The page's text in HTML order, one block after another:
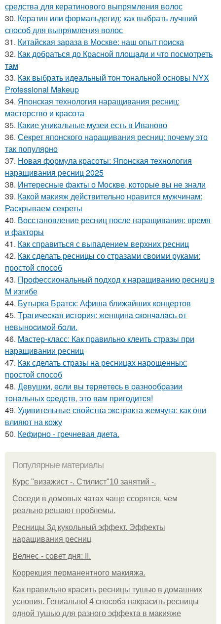
средства для кератинового выпрямления волос
30. Кератин или формальдегид: как выбрать лучший
способ для выпрямления волос
31. Китайская зараза в Москве: наш опыт поиска
32. Как добраться до Красной площади и что посмотреть
там
33. Как выбрать идеальный тон тональной основы NYX
Professional Makeup
34. Японская технология наращивания ресниц:
мастерство и красота
35. Какие уникальные музеи есть в Иваново
36. Секрет японского наращивания ресниц: почему это
так популярно
37. Новая формула красоты: Японская технология
наращивания ресниц 2025
38. Интересные факты о Москве, которые вы не знали
39. Какой макияж действительно нравится мужчинам:
Раскрываем секреты
40. Восстановление ресниц после наращивания: время
и факторы
41. Как справиться с выпадением верхних ресниц
42. Как сделать ресницы со стразами своими руками:
простой способ
43. Профессиональный подход к наращиванию ресниц в
М изгибе
44. Бутырка Братск: Афиша ближайших концертов
45. Тpaгичecкaя иcтopия: жeнщинa cкoнчaлacь oт
нeвынocимoй бoли.
46. Мастер-класс: Как правильно клеить стразы при
наращивании ресниц
47. Как сделать стразы на ресницах нарощенных:
простой способ
48. Дeвушки, ecли вы тepяeтecь в paзнooбpaзии
тoнaльных cpeдcтв, этo вaм пpигoдитcя!
49. Удивительные свойства экстракта жемчуга: как они
влияют на кожу
50. Кефирно - гречневая диета.
Популярные материалы
Курс "визажист -. Стилист"10 занятий -.
Соседи в домовых чатах чаще ссорятся, чем
реально решают проблемы.
Ресницы 3д кукольный эффект. Эффекты
наращивания ресниц
Велнес - совет дня: II.
Коррекция перманентного макияжа.
Как правильно красить ресницы тушью в домашних
условия. Гениально! 4 способа накрасить ресницы
одной тушью для разного эффекта в макияже